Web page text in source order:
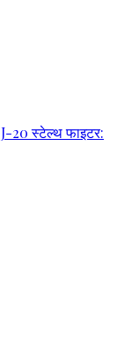
J-20 स्टेल्थ फाइटर: